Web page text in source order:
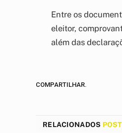
Entre os
eleitor,
além das
COMPARTILHAR.
RELACIONADOS